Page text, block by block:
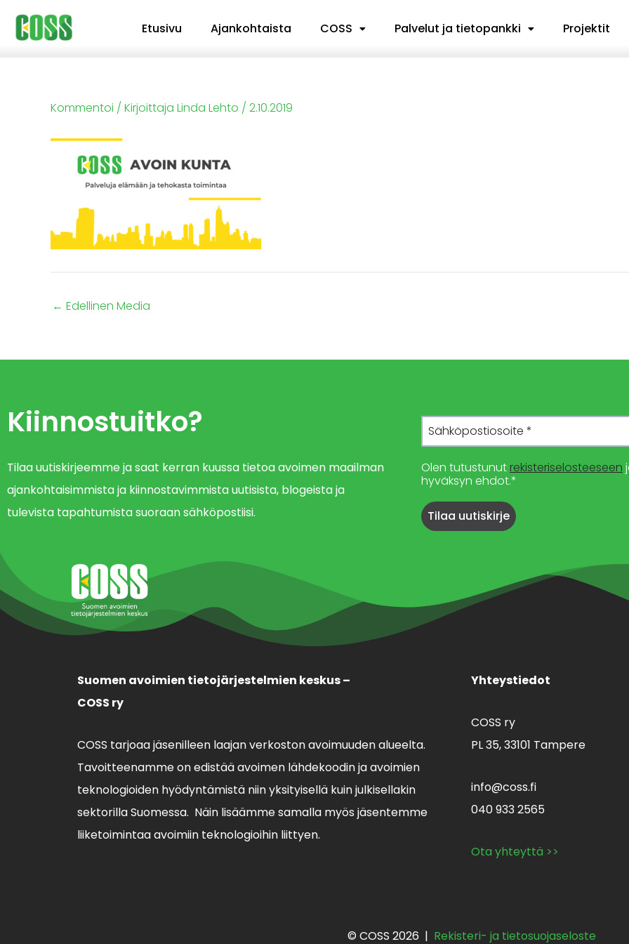
Siirry
sisältöön
Etusivu Ajankohtaista COSS Palvelut ja tietopankki Projektit
Kommentoi / Kirjoittaja Linda Lehto / 2.10.2019
← Edellinen Media
Kiinnostuitko?
Tilaa uutiskirjeemme ja saat kerran kuussa tietoa avoimen maailman
ajankohtaisimmista ja kiinnostavimmista uutisista, blogeista ja
tulevista tapahtumista suoraan sähköpostiisi.
Olen tutustunut rekisteriselosteeseen
hyväksyn ehdot.*
Suomen avoimien tietojärjestelmien keskus –
COSS ry
COSS tarjoaa jäsenilleen laajan verkoston avoimuuden alueelta.
Tavoitteenamme on edistää avoimen lähdekoodin ja avoimien
teknologioiden hyödyntämistä niin yksityisellä kuin julkisellakin
sektorilla Suomessa. Näin lisäämme samalla myös jäsentemme
liiketoimintaa avoimiin teknologioihin liittyen.
Yhteystiedot
COSS ry
PL 35,33101 Tampere
info@coss.fi
040 933 2565
Ota yhteyttä >>
© COSS 2026 | Rekisteri- ja tietosuojaseloste